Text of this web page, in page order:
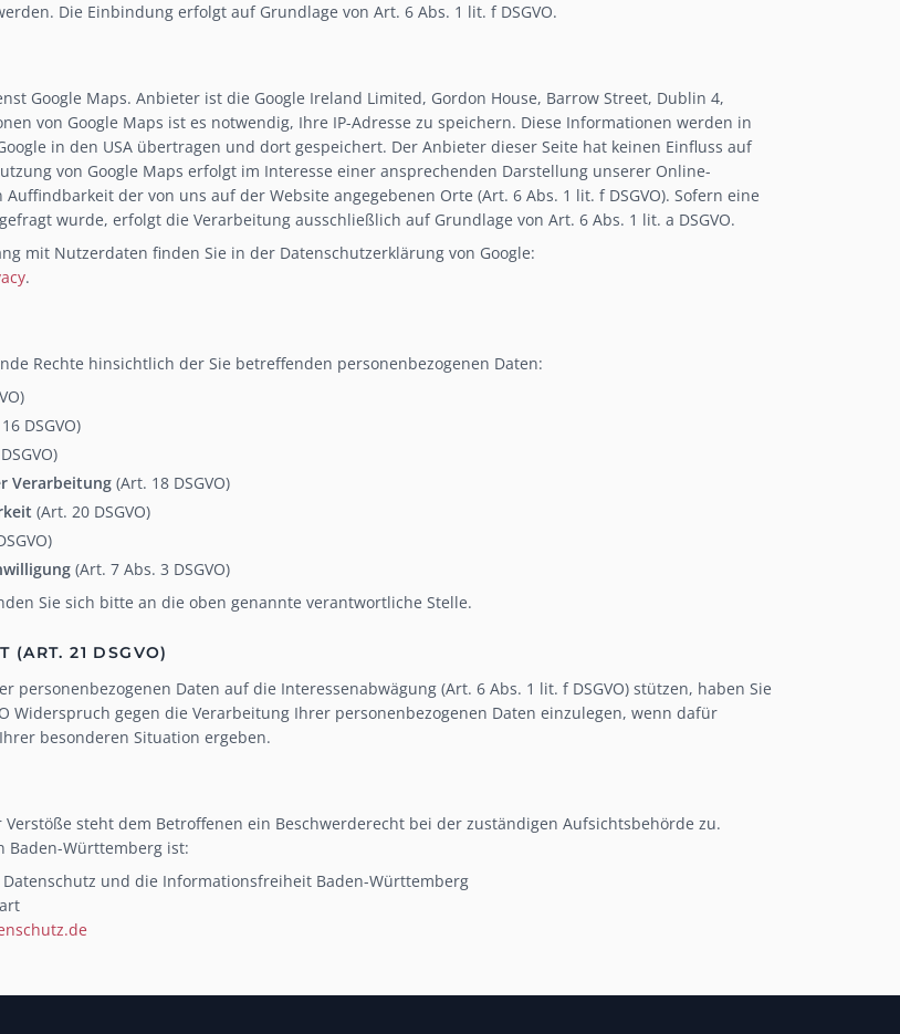
Die Einbindung erfolgt auf Grundlage von Art. 6 Abs. 1 lit. f DSGVO.
Google Maps. Anbieter ist die Google Ireland Limited, Gordon House, Barrow Street, Dublin 4,
von Google Maps ist es notwendig, Ihre IP-Adresse zu speichern. Diese Informationen werden in
in den USA übertragen und dort gespeichert. Der Anbieter dieser Seite hat keinen Einfluss auf
von Google Maps erfolgt im Interesse einer ansprechenden Darstellung unserer Online-
der von uns auf der Website angegebenen Orte (Art. 6 Abs. 1 lit. f DSGVO). Sofern eine
wurde, erfolgt die Verarbeitung ausschließlich auf Grundlage von Art. 6 Abs. 1 lit. a DSGVO.
mit Nutzerdaten finden Sie in der Datenschutzerklärung von Google:
.
Rechte hinsichtlich der Sie betreffenden personenbezogenen Daten:
DSGVO)
Verarbeitung (Art. 18 DSGVO)
(Art. 20 DSGVO)
(Art. 7 Abs. 3 DSGVO)
Sie sich bitte an die oben genannte verantwortliche Stelle.
(ART. 21 DSGVO)
personenbezogenen Daten auf die Interessenabwägung (Art. 6 Abs. 1 lit. f DSGVO) stützen, haben Sie
Widerspruch gegen die Verarbeitung Ihrer personenbezogenen Daten einzulegen, wenn dafür
besonderen Situation ergeben.
steht dem Betroffenen ein Beschwerderecht bei der zuständigen Aufsichtsbehörde zu.
Baden-Württemberg ist:
und die Informationsfreiheit Baden-Württemberg